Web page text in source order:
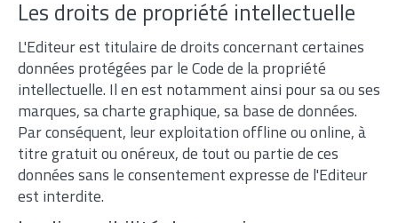
Les droits de propriété intellectuelle
L'Editeur est titulaire de droits concernant certaines
données protégées par le Code de la propriété
intellectuelle. Il en est notamment ainsi pour sa ou ses
marques, sa charte graphique, sa base de données.
Par conséquent, leur exploitation offline ou online, à
titre gratuit ou onéreux, de tout ou partie de ces
données sans le consentement expresse de l'Editeur
est interdite.